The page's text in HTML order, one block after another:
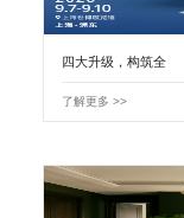
四大升级，构筑全
了解更多 >>